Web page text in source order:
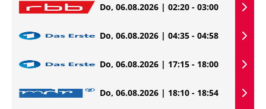
Do, 06.08.2026 | 02:20 - 03:00
Do, 06.08.2026 | 04:35 - 04:58
Do, 06.08.2026 | 17:15 - 18:00
Do, 06.08.2026 | 18:10 - 18:54